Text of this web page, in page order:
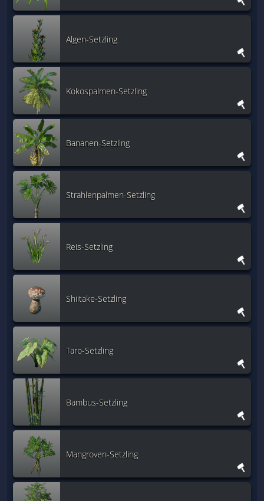
Algen-Setzling
Kokospalmen-Setzling
Bananen-Setzling
Strahlenpalmen-Setzling
Reis-Setzling
Shiitake-Setzling
Taro-Setzling
Bambus-Setzling
Mangroven-Setzling